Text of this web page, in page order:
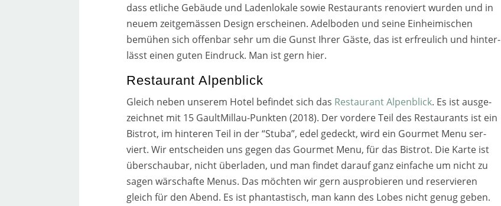
dass etli­che Gebäude und Ladenlokale sowie Restaurants reno­viert wur­den und in
neu­em zeit­ge­mäs­sen Design erschei­nen. Adelboden und sei­ne Einheimischen
bemü­hen sich offen­bar sehr um die Gunst Ihrer Gäste, das ist erfreu­lich und hin­ter­
lässt einen guten Eindruck. Man ist gern hier.
Restaurant Alpenblick
Gleich neben unse­rem Hotel befin­det sich das Restaurant Alpenblick. Es ist aus­ge­
zeich­net mit 15 GaultMillau-Punkten (2018). Der vor­de­re Teil des Restaurants ist ein
Bistrot, im hin­te­ren Teil in der “Stuba”, edel gedeckt, wird ein Gourmet Menu ser­
viert. Wir ent­schei­den uns gegen das Gourmet Menu, für das Bistrot. Die Karte ist
über­schau­bar, nicht über­la­den, und man fin­det dar­auf ganz ein­fa­che um nicht zu
sagen wär­schaf­te Menus. Das möch­ten wir gern aus­pro­bie­ren und reser­vie­ren
gleich für den Abend. Es ist phan­tas­tisch, man kann des Lobes nicht genug geben.